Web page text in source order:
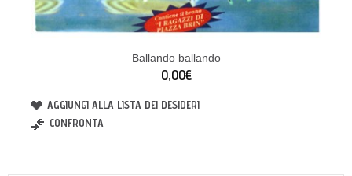
Ballando ballando
0,00€
AGGIUNGI ALLA LISTA DEI DESIDERI
CONFRONTA